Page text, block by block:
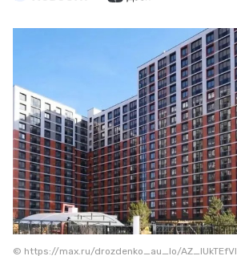
© https://max.ru/drozdenko_au_lo/AZ_lUkTEfVI